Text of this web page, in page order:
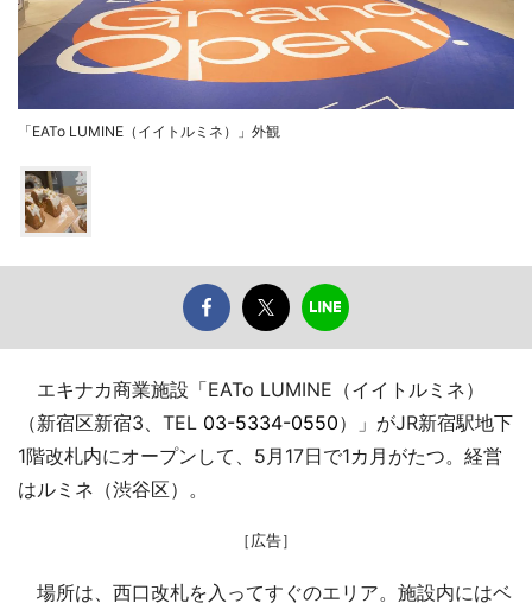
「EATo LUMINE（イイトルミネ）」外観
エキナカ商業施設「EATo LUMINE（イイトルミネ）
（新宿区新宿3、TEL 03-5334-0550）」がJR新宿駅地下
1階改札内にオープンして、5月17日で1カ月がたつ。経営
はルミネ（渋谷区）。
［広告］
場所は、西口改札を入ってすぐのエリア。施設内にはベ